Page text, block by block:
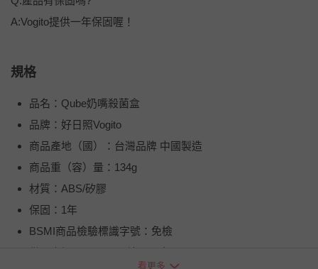
A:Vogito提供一年保固喔！
規格
品名：Qube奶嘴殺菌盒
品牌：好日照Vogito
商品產地（國）：台灣品牌 中國製造
商品重（容）量：134g
材質：ABS/矽膠
保固：1年
BSMI商品檢驗標識字號：免檢
看更多